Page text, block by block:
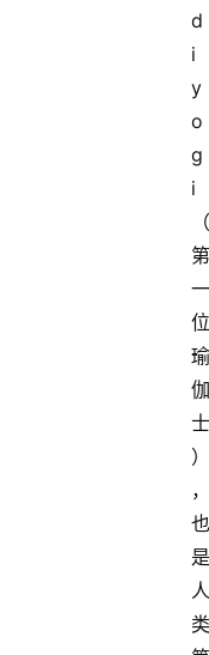
d
i
y
o
g
i
（
第
一
位
瑜
伽
士
）
，
也
是
人
类